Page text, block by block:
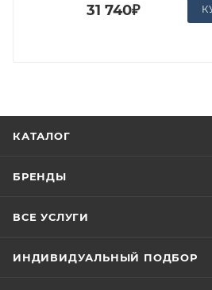
31 740₽
КАТАЛОГ
БРЕНДЫ
ВСЕ УСЛУГИ
ИНДИВИДУАЛЬНЫЙ ПОДБОР